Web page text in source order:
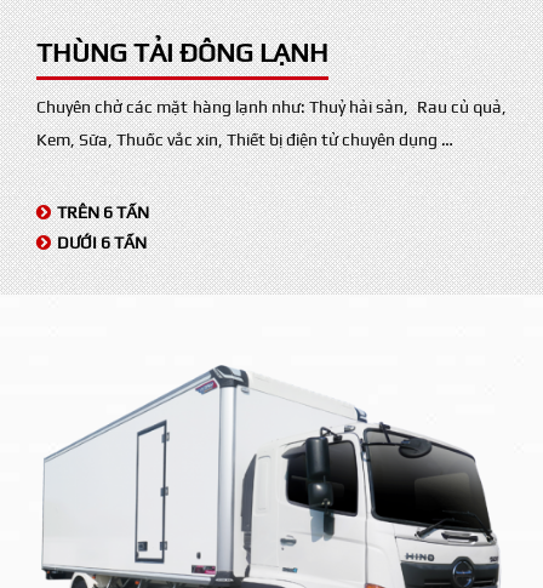
THÙNG TẢI ĐÔNG LẠNH
Chuyên chở các mặt hàng lạnh như: Thuỷ hải sản, Rau củ quả,
Kem, Sữa, Thuốc vắc xin, Thiết bị điện tử chuyên dụng …
TRÊN 6 TẤN
DƯỚI 6 TẤN